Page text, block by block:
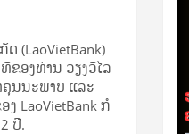
(LaoVietBank)
ອງທ່ານ ວຽງວິໄລ
ນນະພາບ ແລະ
LaoVietBank ກໍ
ປີ.